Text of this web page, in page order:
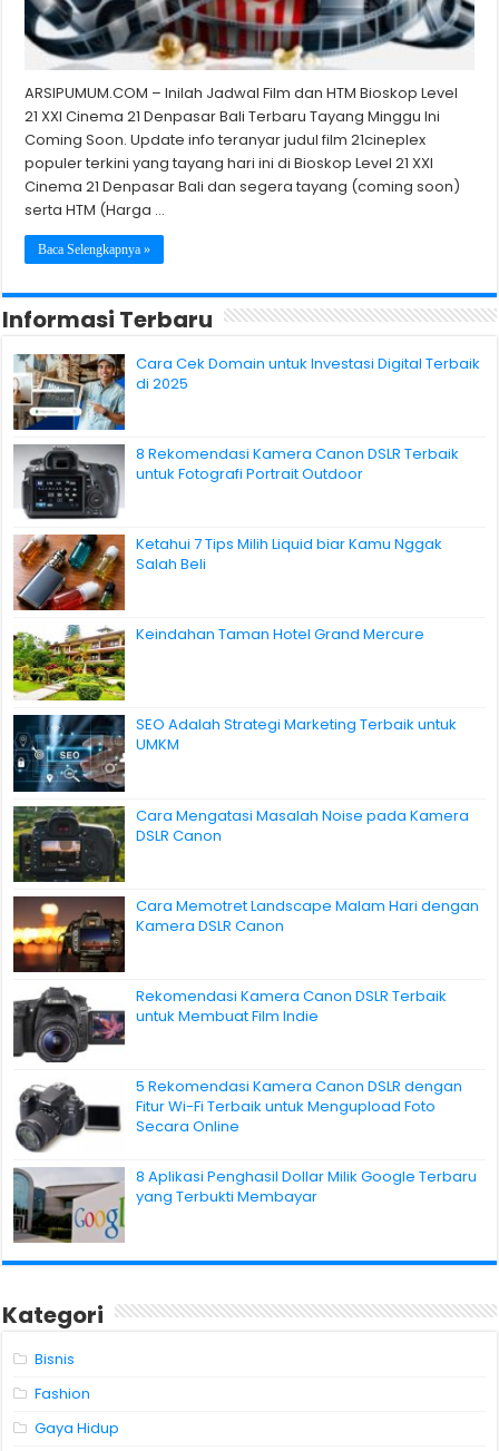
ARSIPUMUM.COM – Inilah Jadwal Film dan HTM Bioskop Level
21 XXI Cinema 21 Denpasar Bali Terbaru Tayang Minggu Ini
Coming Soon. Update info teranyar judul film 21cineplex
populer terkini yang tayang hari ini di Bioskop Level 21 XXI
Cinema 21 Denpasar Bali dan segera tayang (coming soon)
serta HTM (Harga …
Baca Selengkapnya »
Informasi Terbaru
Cara Cek Domain untuk Investasi Digital Terbaik
di 2025
8 Rekomendasi Kamera Canon DSLR Terbaik
untuk Fotografi Portrait Outdoor
Ketahui 7 Tips Milih Liquid biar Kamu Nggak
Salah Beli
Keindahan Taman Hotel Grand Mercure
SEO Adalah Strategi Marketing Terbaik untuk
UMKM
Cara Mengatasi Masalah Noise pada Kamera
DSLR Canon
Cara Memotret Landscape Malam Hari dengan
Kamera DSLR Canon
Rekomendasi Kamera Canon DSLR Terbaik
untuk Membuat Film Indie
5 Rekomendasi Kamera Canon DSLR dengan
Fitur Wi-Fi Terbaik untuk Mengupload Foto
Secara Online
8 Aplikasi Penghasil Dollar Milik Google Terbaru
yang Terbukti Membayar
Kategori
Bisnis
Fashion
Gaya Hidup